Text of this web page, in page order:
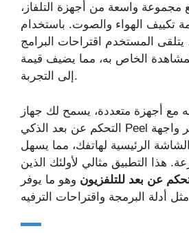
مجموعة واسعة من أجهزة التلفاز،
تكييف الهواء والصوت. باستخدام
يتلقى المستخدم اقتراحات البرامج
الخاص به، مما يضيف قيمة
إلى التجربة.
مع أجهزة متعددة، يسمح لك جهاز
التحكم عن بعد الذكي Peel أيضًا بإنشاء عناصر واجهة
الرئيسية لهاتفك، مما يسهل
هذا التطبيق مثالي لأولئك الذين
عن بعد للتلفزيون وهو ما يوفر